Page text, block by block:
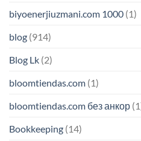
biyoenerjiuzmani.com 1000 (1)
blog (914)
Blog Lk (2)
bloomtiendas.com (1)
bloomtiendas.com без анкор
Bookkeeping (14)